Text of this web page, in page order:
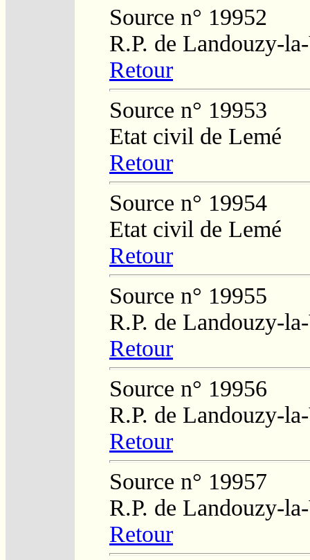
Source n° 19952
R.P. de Landouzy-
Retour
Source n° 19953
Etat civil de Lemé
Retour
Source n° 19954
Etat civil de Lemé
Retour
Source n° 19955
R.P. de Landouzy-
Retour
Source n° 19956
R.P. de Landouzy-
Retour
Source n° 19957
R.P. de Landouzy-
Retour